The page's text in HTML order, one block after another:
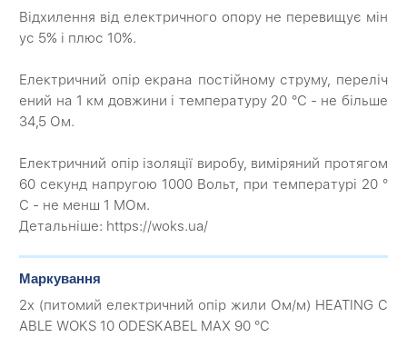
Відхилення від електричного опору не перевищує мін
ус 5% і плюс 10%.
Електричний опір екрана постійному струму, переліч
ений на 1 км довжини і температуру 20 °С - не більше
34,5 Ом.
Електричний опір ізоляції виробу, виміряний протягом
60 секунд напругою 1000 Вольт, при температурі 20 °
С - не менш 1 МОм.
Детальніше: https://woks.ua/
Маркування
2х (питомий електричний опір жили Ом/м) HEATING C
ABLE WOKS 10 ODESKABEL MAX 90 °C